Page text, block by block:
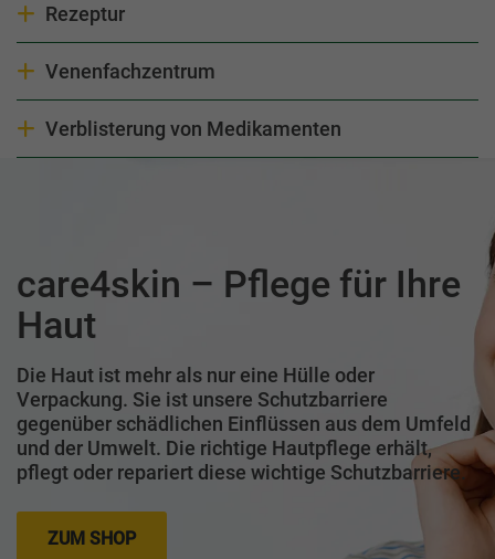
Antwort anzeigen
Rezeptur
Antwort anzeigen
Venenfachzentrum
Antwort anzeigen
Verblisterung von Medikamenten
care4skin – Pflege für Ihre
Haut
Die Haut ist mehr als nur eine Hülle oder
Verpackung. Sie ist unsere Schutzbarriere
gegenüber schädlichen Einflüssen aus dem Umfeld
und der Umwelt. Die richtige Hautpflege erhält,
pflegt oder repariert diese wichtige Schutzbarriere.
ZUM SHOP